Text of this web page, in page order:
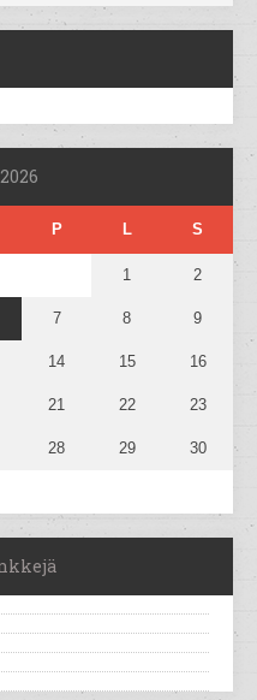
P L S
1 2
7 8 9
14 15 16
21 22 23
28 29 30